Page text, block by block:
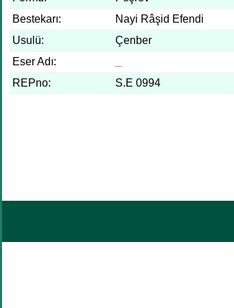
Bestekarı:
Nayi Râşid Efendi
Usulü:
Çenber
Eser Adı:
REPno:
S.E 0994